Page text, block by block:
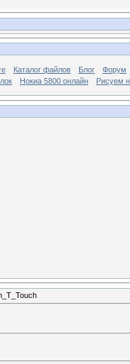
Каталог файлов Блог
Форум
Нокиа 5800 онлайн Рисуем